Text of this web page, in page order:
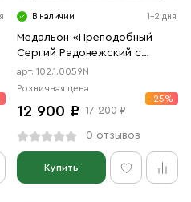
В наличии 1-2 дня
Медальон «Преподобный
Сергий Радонежский с
Троицей» чернение
арт. 102.1.0059N
Розничная цена
12 900 ₽ 17 200 ₽
-25%
0 отзывов
Купить